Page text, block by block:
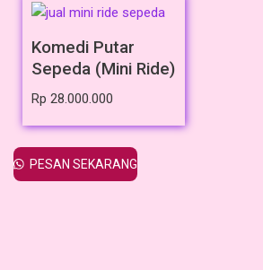
Komedi Putar
Sepeda (Mini Ride)
Rp 28.000.000
PESAN SEKARANG